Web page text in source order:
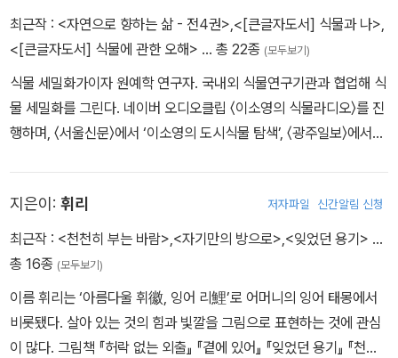
최근작 : <자연으로 향하는 삶 - 전4권>,<[큰글자도서] 식물과 나>,
<[큰글자도서] 식물에 관한 오해> … 총 22종 (모두보기)
식물 세밀화가이자 원예학 연구자. 국내외 식물연구기관과 협업해 식
물 세밀화를 그린다. 네이버 오디오클립 〈이소영의 식물라디오〉를 진
행하며, 〈서울신문〉에서 ‘이소영의 도시식물 탐색’, 〈광주일보〉에서
지은이: 휘리 저자파일 신간알림 신청
최근작 : <천천히 부는 바람>,<자기만의 방으로>,<잊었던 용기> …
총 16종 (모두보기)
이름 휘리는 ‘아름다울 휘徽, 잉어 리鯉’로 어머니의 잉어 태몽에서
비롯됐다. 살아 있는 것의 힘과 빛깔을 그림으로 표현하는 것에 관심
이 많다. 그림책 『허락 없는 외출』 『곁에 있어』 『잊었던 용기』 『천천